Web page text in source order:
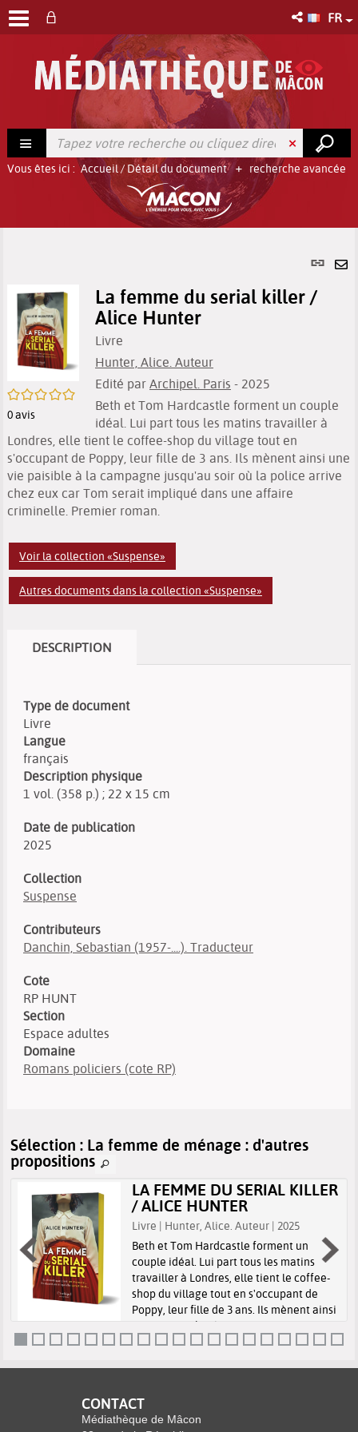
FR
recherche avancée
Vous êtes ici : Accueil/ Détail du document
Lien
/5
0avis
La femme du serial killer /
Alice Hunter
Livre
Hunter, Alice. Auteur
Edité par Archipel. Paris - 2025
Beth et Tom Hardcastle forment un couple
idéal. Lui part tous les matins travailler à
Londres, elle tient le coffee-shop du village tout en
s'occupant de Poppy, leur fille de 3 ans. Ils mènent ainsi une
vie paisible à la campagne jusqu'au soir où la police arrive
chez eux car Tom serait impliqué dans une affaire
criminelle. Premier roman.
Voir la collection «Suspense»
Autres documents dans la collection «Suspense»
DESCRIPTION
Type de document
Livre
Langue
français
Description physique
1 vol. (358 p.) ; 22 x 15 cm
Date de publication
2025
Collection
Suspense
Contributeurs
Danchin, Sebastian (1957-....). Traducteur
Cote
RP HUNT
Section
Espace adultes
Domaine
Romans policiers (cote RP)
Sélection : La femme de ménage : d'autres
propositions
LA FEMME DU SERIAL KILLER
/ ALICE HUNTER
Livre | Hunter, Alice. Auteur | 2025
Beth et Tom Hardcastle forment un
couple idéal. Lui part tous les matins
travailler à Londres, elle tient le coffee-
shop du village tout en s'occupant de
Poppy, leur fille de 3 ans. Ils mènent ainsi
une vie paisible à la campagne ...
CONTACT
Médiathèque de Mâcon